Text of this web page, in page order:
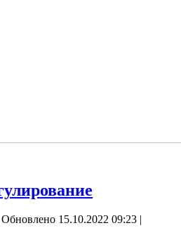
Обновлено 15.10.2022 09:23 |